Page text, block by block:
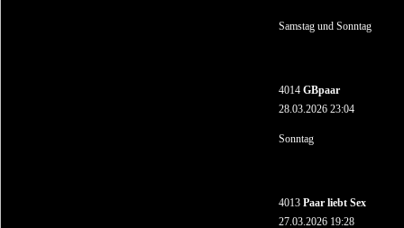
Samstag und Sonntag
4014 GBpaar
28.03.2026 23:04
Sonntag
4013 Paar liebt Sex
27.03.2026 19:28